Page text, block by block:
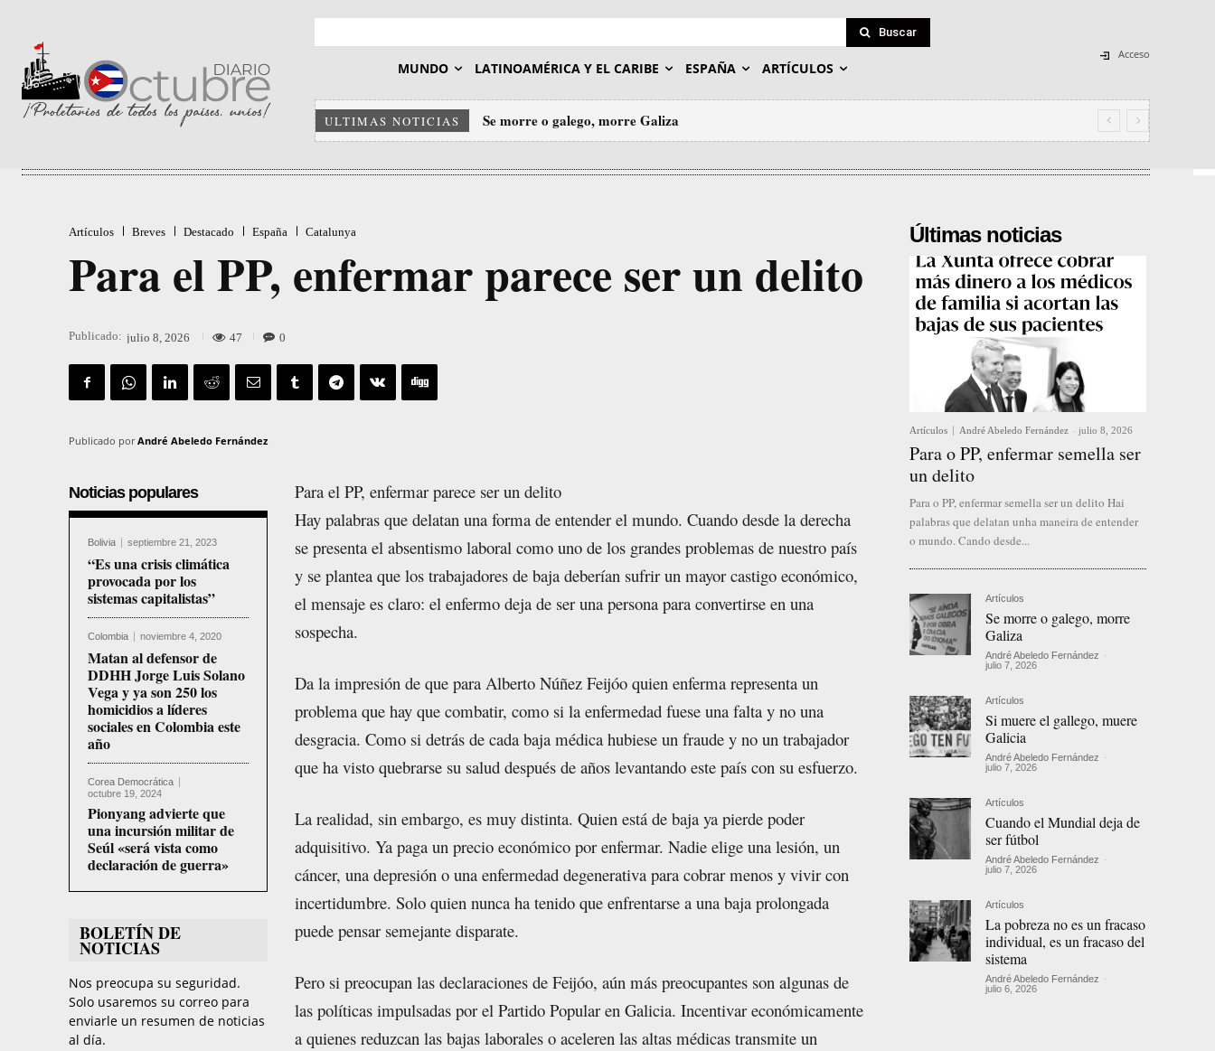
Buscar
MUNDO LATINOAMÉRICA Y EL CARIBE ESPAÑA ARTÍCULOS
Acceso
ULTIMAS NOTICIAS Se morre o galego, morre Galiza
Artículos Breves Destacado España Catalunya
Para el PP, enfermar parece ser un delito
Publicado: julio 8, 2026 47 0
Publicado por André Abeledo Fernández
Noticias populares
Bolivia septiembre 21, 2023
“Es una crisis climática
provocada por los
sistemas capitalistas”
Colombia noviembre 4, 2020
Matan al defensor de
DDHH Jorge Luis Solano
Vega y ya son 250 los
homicidios a líderes
sociales en Colombia este
año
Corea Democrática
octubre 19, 2024
Pionyang advierte que
una incursión militar de
Seúl «será vista como
declaración de guerra»
BOLETÍN DE
NOTICIAS
Nos preocupa su seguridad.
Solo usaremos su correo para
enviarle un resumen de noticias
al día.
Para el PP, enfermar parece ser un delito
Hay palabras que delatan una forma de entender el mundo. Cuando desde la derecha
se presenta el absentismo laboral como uno de los grandes problemas de nuestro país
y se plantea que los trabajadores de baja deberían sufrir un mayor castigo económico,
el mensaje es claro: el enfermo deja de ser una persona para convertirse en una
sospecha.
Da la impresión de que para Alberto Núñez Feijóo quien enferma representa un
problema que hay que combatir, como si la enfermedad fuese una falta y no una
desgracia. Como si detrás de cada baja médica hubiese un fraude y no un trabajador
que ha visto quebrarse su salud después de años levantando este país con su esfuerzo.
La realidad, sin embargo, es muy distinta. Quien está de baja ya pierde poder
adquisitivo. Ya paga un precio económico por enfermar. Nadie elige una lesión, un
cáncer, una depresión o una enfermedad degenerativa para cobrar menos y vivir con
incertidumbre. Solo quien nunca ha tenido que enfrentarse a una baja prolongada
puede pensar semejante disparate.
Pero si preocupan las declaraciones de Feijóo, aún más preocupantes son algunas de
las políticas impulsadas por el Partido Popular en Galicia. Incentivar económicamente
a quienes reduzcan las bajas laborales o aceleren las altas médicas transmite un
Últimas noticias
Artículos André Abeledo Fernández - julio 8, 2026
Para o PP, enfermar semella ser
un delito
Para o PP, enfermar semella ser un delito Hai
palabras que delatan unha maneira de entender
o mundo. Cando desde...
Artículos
Se morre o galego, morre
Galiza
André Abeledo Fernández -
julio 7, 2026
Artículos
Si muere el gallego, muere
Galicia
André Abeledo Fernández -
julio 7, 2026
Artículos
Cuando el Mundial deja de
ser fútbol
André Abeledo Fernández -
julio 7, 2026
Artículos
La pobreza no es un fracaso
individual, es un fracaso del
sistema
André Abeledo Fernández -
julio 6, 2026